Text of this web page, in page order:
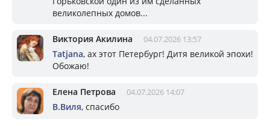
великолепных домов...
Виктория Акилина 04.07.2026 13:57
Tatjana, ах этот Петербург! Дитя великой эпохи!
Обожаю!
Елена Петрова 04.07.2026 14:07
В.Виля, спасибо